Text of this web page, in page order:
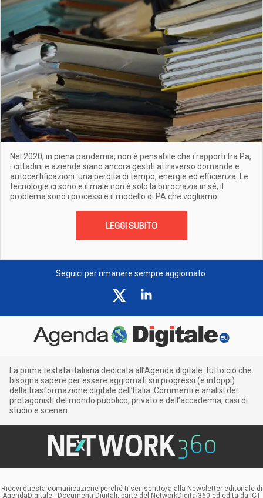
Nel 2020, in piena pandemia, non è pensabile che i rapporti tra Pa,
i cittadini e aziende siano ancora gestiti attraverso domande e
autocertificazioni: una perdita di tempo, energie ed efficienza. Le
tecnologie ci sono e il male non è solo la burocrazia in sé, il
problema sono i processi e il modello di PA che vogliamo
LEGGI SUBITO
Seguici per rimanere sempre aggiornato:
La prima testata italiana dedicata all’Agenda digitale: tutto ciò che
bisogna sapere per essere aggiornati sui progressi (e intoppi)
della trasformazione digitale dell’Italia. Commenti e analisi dei
protagonisti del mondo pubblico, privato e dell’accademia; casi di
studio e scenari.
Ricevi questa comunicazione perché ti sei iscritto/a alla Newsletter editoriale di
AgendaDigitale - Documenti Digitali, parte del NetworkDigital360 ed edita da ICT